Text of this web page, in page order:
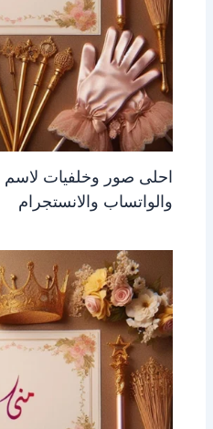
احلى صور وخلفيات لاسم
والواتساب والانستجرام